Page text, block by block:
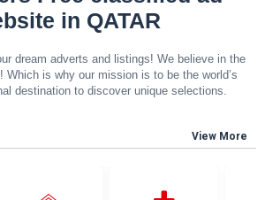
in QATAR
dream adverts and listings! We believe in the
Which is why our mission is to be the world’s
destination to discover unique selections.
View More